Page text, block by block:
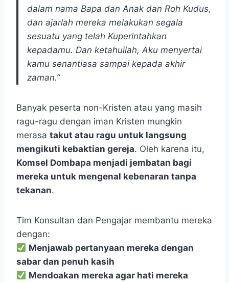
dalam nama Bapa dan Anak dan Roh Kudus,
dan ajarlah mereka melakukan segala
sesuatu yang telah Kuperintahkan
kepadamu. Dan ketahuilah, Aku menyertai
kamu senantiasa sampai kepada akhir
zaman.”
Banyak peserta non-Kristen atau yang masih
ragu-ragu dengan iman Kristen mungkin
merasa takut atau ragu untuk langsung
mengikuti kebaktian gereja. Oleh karena itu,
Komsel Dombapa menjadi jembatan bagi
mereka untuk mengenal kebenaran tanpa
tekanan.
Tim Konsultan dan Pengajar membantu mereka
dengan:
Menjawab pertanyaan mereka dengan
sabar dan penuh kasih
Mendoakan mereka agar hati mereka